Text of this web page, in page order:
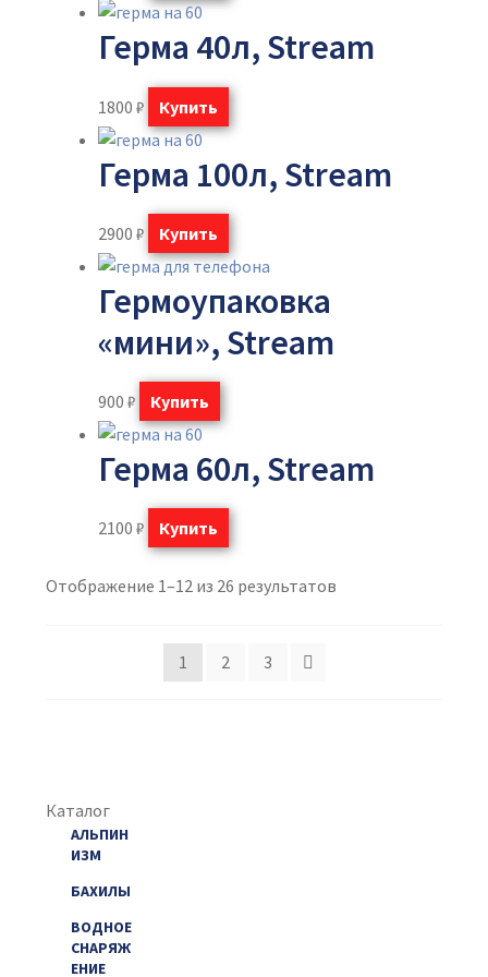
Герма 40л, Stream
1800 ₽ Купить
Герма 100л, Stream
2900 ₽ Купить
Гермоупаковка
«мини», Stream
900 ₽ Купить
Герма 60л, Stream
2100 ₽ Купить
Отображение 1–12 из 26 результатов
1 2 3
Каталог
АЛЬПИН
ИЗМ
БАХИЛЫ
ВОДНОЕ
СНАРЯЖ
ЕНИЕ